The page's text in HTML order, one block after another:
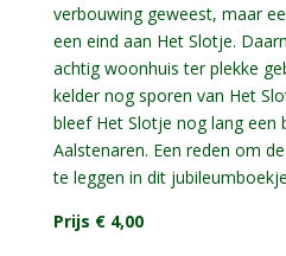
verbouwing geweest, maar
een eind aan Het Slotje.
achtig woonhuis ter plekke
kelder nog sporen van Het
bleef Het Slotje nog lang een
Aalstenaren. Een reden om
te leggen in dit
Prijs € 4,00